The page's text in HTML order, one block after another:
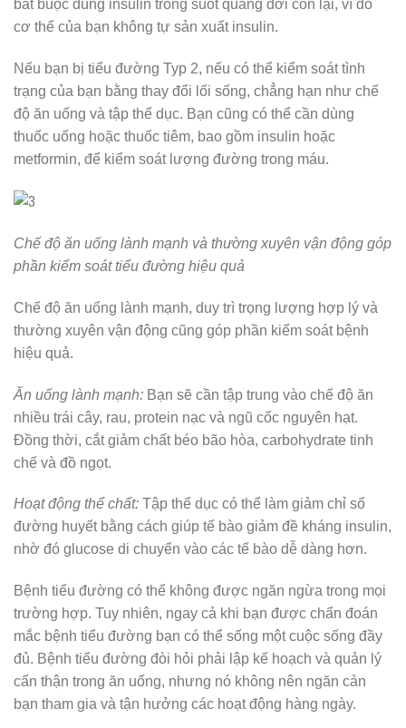
bắt buộc dùng insulin trong suốt quãng đời còn lại, vì do
cơ thể của bạn không tự sản xuất insulin.
Nếu bạn bị tiểu đường Typ 2, nếu có thể kiểm soát tình
trạng của bạn bằng thay đổi lối sống, chẳng hạn như chế
độ ăn uống và tập thể dục. Bạn cũng có thể cần dùng
thuốc uống hoặc thuốc tiêm, bao gồm insulin hoặc
metformin, để kiểm soát lượng đường trong máu.
Chế độ ăn uống lành mạnh và thường xuyên vận động góp
phần kiểm soát tiểu đường hiệu quả
Chế độ ăn uống lành mạnh, duy trì trọng lượng hợp lý và
thường xuyên vận động cũng góp phần kiểm soát bệnh
hiệu quả.
Ăn uống lành mạnh: Bạn sẽ cần tập trung vào chế độ ăn
nhiều trái cây, rau, protein nạc và ngũ cốc nguyên hạt.
Đồng thời, cắt giảm chất béo bão hòa, carbohydrate tinh
chế và đồ ngọt.
Hoạt động thể chất: Tập thể dục có thể làm giảm chỉ số
đường huyết bằng cách giúp tế bào giảm đề kháng insulin,
nhờ đó glucose di chuyển vào các tế bào dễ dàng hơn.
Bệnh tiểu đường có thể không được ngăn ngừa trong mọi
trường hợp. Tuy nhiên, ngay cả khi bạn được chẩn đoán
mắc bệnh tiểu đường bạn có thể sống một cuộc sống đầy
đủ. Bệnh tiểu đường đòi hỏi phải lập kế hoạch và quản lý
cẩn thận trong ăn uống, nhưng nó không nên ngăn cản
bạn tham gia và tận hưởng các hoạt động hàng ngày.